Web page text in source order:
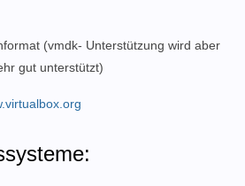
(vmdk- Unterstützung wird aber
gut unterstützt)